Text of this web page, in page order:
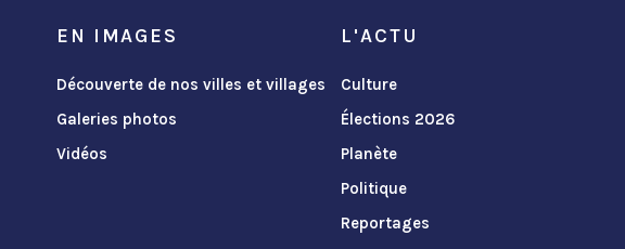
EN IMAGES
Découverte de nos villes et villages
Galeries photos
Vidéos
L'ACTU
Culture
Élections 2026
Planète
Politique
Reportages